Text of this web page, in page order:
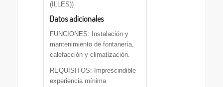
(ILLES))
Datos adicionales
FUNCIONES: Instalación y
mantenimiento de fontanería,
calefacción y climatización.
REQUISITOS: Imprescindible
experiencia mínima